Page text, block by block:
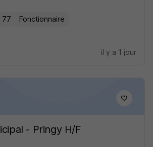
77 Fonctionnaire
il y a 1 jour
- Pringy H/F